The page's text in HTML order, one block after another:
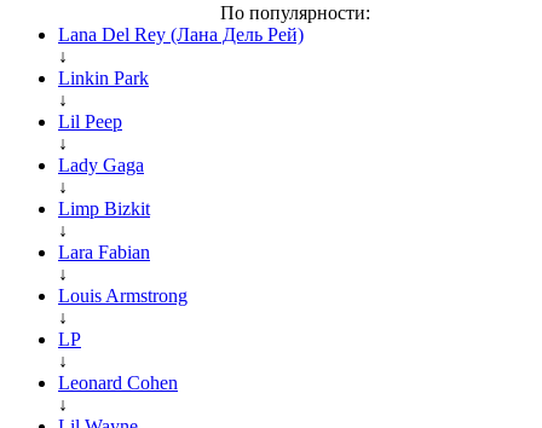
По популярности:
Lana Del Rey (Лана Дель Рей)
↓
Linkin Park
↓
Lil Peep
↓
Lady Gaga
↓
Limp Bizkit
↓
Lara Fabian
↓
Louis Armstrong
↓
LP
↓
Leonard Cohen
↓